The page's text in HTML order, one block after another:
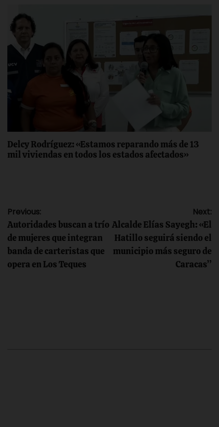
Delcy Rodríguez: «Estamos reparando más de 13
mil viviendas en todos los estados afectados»
Navegación
de
entradas
Previous:
Autoridades buscan a trío
de mujeres que integran
banda de carteristas que
opera en Los Teques
Next:
Alcalde Elías Sayegh: «El
Hatillo seguirá siendo el
municipio más seguro de
Caracas”